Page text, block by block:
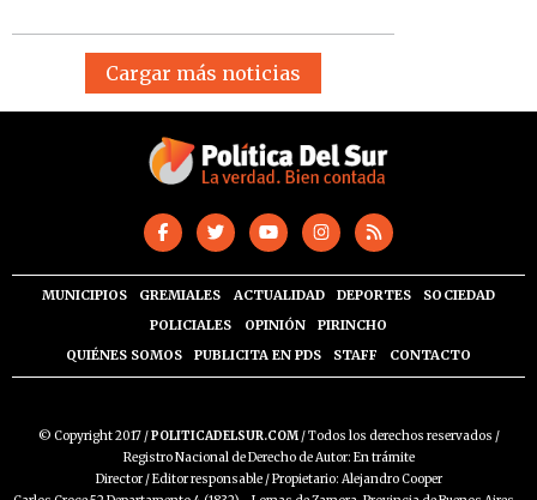
Cargar más noticias
MUNICIPIOS GREMIALES ACTUALIDAD DEPORTES
SOCIEDAD
POLICIALES
OPINIÓN
PIRINCHO
QUIÉNES SOMOS
PUBLICITA EN PDS STAFF CONTACTO
© Copyright 2017 /POLITICADELSUR.COM/ Todos los derechos reservados /
Registro Nacional de Derecho de Autor: En trámite
Director / Editor responsable / Propietario: Alejandro Cooper